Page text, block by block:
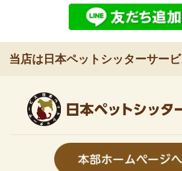
当店は日本ペットシッターサー